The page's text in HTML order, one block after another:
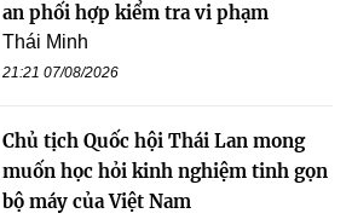
an phối hợp kiểm tra vi phạm
Thái Minh
21:21 07/08/2026
Chủ tịch Quốc hội Thái Lan mong
muốn học hỏi kinh nghiệm tinh gọn
bộ máy của Việt Nam